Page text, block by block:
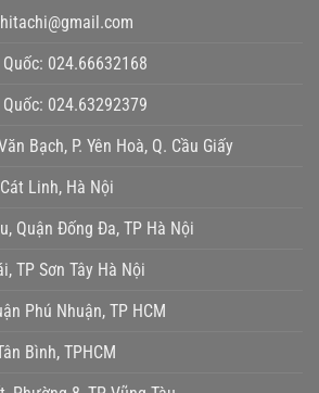
024.66632168
024.63292379
Bạch, P. Yên Hoà, Q. Cầu Giấy
Linh, Hà Nội
Quận Đống Đa, TP Hà Nội
TP Sơn Tây Hà Nội
Phú Nhuận, TP HCM
Bình, TPHCM